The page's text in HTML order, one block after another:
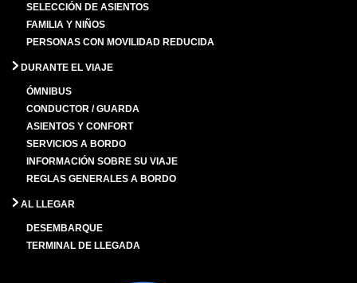
SELECCIÓN DE ASIENTOS
FAMILIA Y NIÑOS
PERSONAS CON MOVILIDAD REDUCIDA
DURANTE EL VIAJE
ÓMNIBUS
CONDUCTOR / GUARDA
ASIENTOS Y CONFORT
SERVICIOS A BORDO
INFORMACIÓN SOBRE SU VIAJE
REGLAS GENERALES A BORDO
AL LLEGAR
DESEMBARQUE
TERMINAL DE LLEGADA